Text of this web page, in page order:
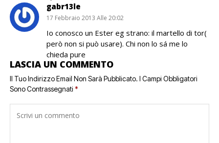
gabr13le
17 Febbraio 2013 Alle 20:02
Io conosco un Ester eg strano: il martello di tor(
però non si può usare). Chi non lo sá me lo
chieda pure
LASCIA UN COMMENTO
Il Tuo Indirizzo Email Non Sarà Pubblicato. I Campi Obbligatori
Sono Contrassegnati *